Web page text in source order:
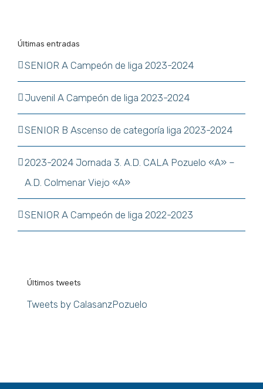
Últimas entradas
SENIOR A Campeón de liga 2023-2024
Juvenil A Campeón de liga 2023-2024
SENIOR B Ascenso de categoría liga 2023-2024
2023-2024 Jornada 3. A.D. CALA Pozuelo «A» –
A.D. Colmenar Viejo «A»
SENIOR A Campeón de liga 2022-2023
Últimos tweets
Tweets by CalasanzPozuelo